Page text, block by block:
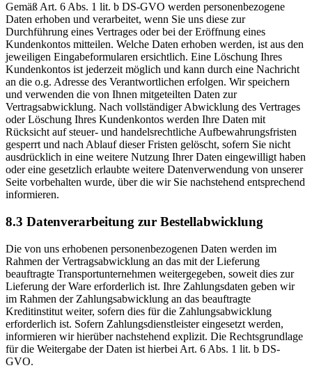
Gemäß Art. 6 Abs. 1 lit. b DS-GVO werden personenbezogene
Daten erhoben und verarbeitet, wenn Sie uns diese zur
Durchführung eines Vertrages oder bei der Eröffnung eines
Kundenkontos mitteilen. Welche Daten erhoben werden, ist aus den
jeweiligen Eingabeformularen ersichtlich. Eine Löschung Ihres
Kundenkontos ist jederzeit möglich und kann durch eine Nachricht
an die o.g. Adresse des Verantwortlichen erfolgen. Wir speichern
und verwenden die von Ihnen mitgeteilten Daten zur
Vertragsabwicklung. Nach vollständiger Abwicklung des Vertrages
oder Löschung Ihres Kundenkontos werden Ihre Daten mit
Rücksicht auf steuer- und handelsrechtliche Aufbewahrungsfristen
gesperrt und nach Ablauf dieser Fristen gelöscht, sofern Sie nicht
ausdrücklich in eine weitere Nutzung Ihrer Daten eingewilligt haben
oder eine gesetzlich erlaubte weitere Datenverwendung von unserer
Seite vorbehalten wurde, über die wir Sie nachstehend entsprechend
informieren.
8.3 Datenverarbeitung zur Bestellabwicklung
Die von uns erhobenen personenbezogenen Daten werden im
Rahmen der Vertragsabwicklung an das mit der Lieferung
beauftragte Transportunternehmen weitergegeben, soweit dies zur
Lieferung der Ware erforderlich ist. Ihre Zahlungsdaten geben wir
im Rahmen der Zahlungsabwicklung an das beauftragte
Kreditinstitut weiter, sofern dies für die Zahlungsabwicklung
erforderlich ist. Sofern Zahlungsdienstleister eingesetzt werden,
informieren wir hierüber nachstehend explizit. Die Rechtsgrundlage
für die Weitergabe der Daten ist hierbei Art. 6 Abs. 1 lit. b DS-
GVO.